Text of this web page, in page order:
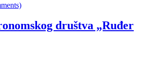
društva „Ruđer